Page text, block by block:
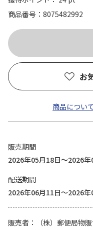
商品番号
8075482992
お
商品につい
販売期間
2026年05月18日～2026年
配送期間
2026年06月11日～2026年
販売者
（株）郵便局物